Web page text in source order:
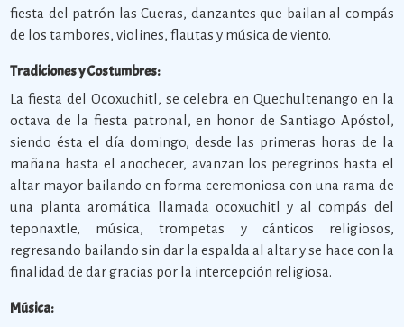
fiesta del patrón las Cueras, danzantes que bailan al compás
de los tambores, violines, flautas y música de viento.
Tradiciones y Costumbres:
La fiesta del Ocoxuchitl, se celebra en Quechultenango en la
octava de la fiesta patronal, en honor de Santiago Apóstol,
siendo ésta el día domingo, desde las primeras horas de la
mañana hasta el anochecer, avanzan los peregrinos hasta el
altar mayor bailando en forma ceremoniosa con una rama de
una planta aromática llamada ocoxuchitl y al compás del
teponaxtle, música, trompetas y cánticos religiosos,
regresando bailando sin dar la espalda al altar y se hace con la
finalidad de dar gracias por la intercepción religiosa.
Música: